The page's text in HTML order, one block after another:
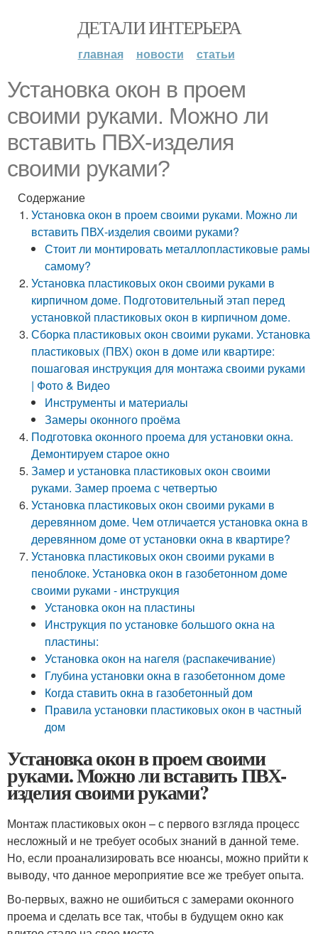
ДЕТАЛИ ИНТЕРЬЕРА
главная новости статьи
Установка окон в проем
своими руками. Можно ли
вставить ПВХ-изделия
своими руками?
Содержание
Установка окон в проем своими руками. Можно ли
вставить ПВХ-изделия своими руками?
Стоит ли монтировать металлопластиковые рамы
самому?
Установка пластиковых окон своими руками в
кирпичном доме. Подготовительный этап перед
установкой пластиковых окон в кирпичном доме.
Сборка пластиковых окон своими руками. Установка
пластиковых (ПВХ) окон в доме или квартире:
пошаговая инструкция для монтажа своими руками
| Фото & Видео
Инструменты и материалы
Замеры оконного проёма
Подготовка оконного проема для установки окна.
Демонтируем старое окно
Замер и установка пластиковых окон своими
руками. Замер проема с четвертью
Установка пластиковых окон своими руками в
деревянном доме. Чем отличается установка окна в
деревянном доме от установки окна в квартире?
Установка пластиковых окон своими руками в
пеноблоке. Установка окон в газобетонном доме
своими руками - инструкция
Установка окон на пластины
Инструкция по установке большого окна на
пластины:
Установка окон на нагеля (распакечивание)
Глубина установки окна в газобетонном доме
Когда ставить окна в газобетонный дом
Правила установки пластиковых окон в частный
дом
Установка окон в проем своими
руками. Можно ли вставить ПВХ-
изделия своими руками?
Монтаж пластиковых окон – с первого взгляда процесс
несложный и не требует особых знаний в данной теме.
Но, если проанализировать все нюансы, можно прийти к
выводу, что данное мероприятие все же требует опыта.
Во-первых, важно не ошибиться с замерами оконного
проема и сделать все так, чтобы в будущем окно как